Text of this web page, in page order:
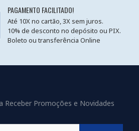
PAGAMENTO FACILITADO!
Até 10X no cartão, 3X sem juros.
10% de desconto no depósito ou PIX.
Boleto ou transferência Online
Receber Promoções e Novidades